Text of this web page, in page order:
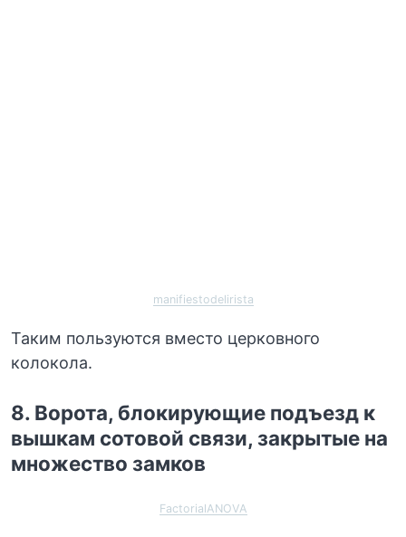
manifiestodelirista
Таким пользуются вместо церковного
колокола.
8. Ворота, блокирующие подъезд к
вышкам сотовой связи, закрытые на
множество замков
FactorialANOVA